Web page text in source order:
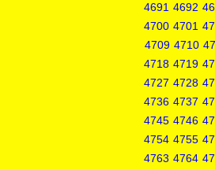
4691 4692
4700 4701
4709 4710
4718 4719
4727 4728
4736 4737
4745 4746
4754 4755
4763 4764